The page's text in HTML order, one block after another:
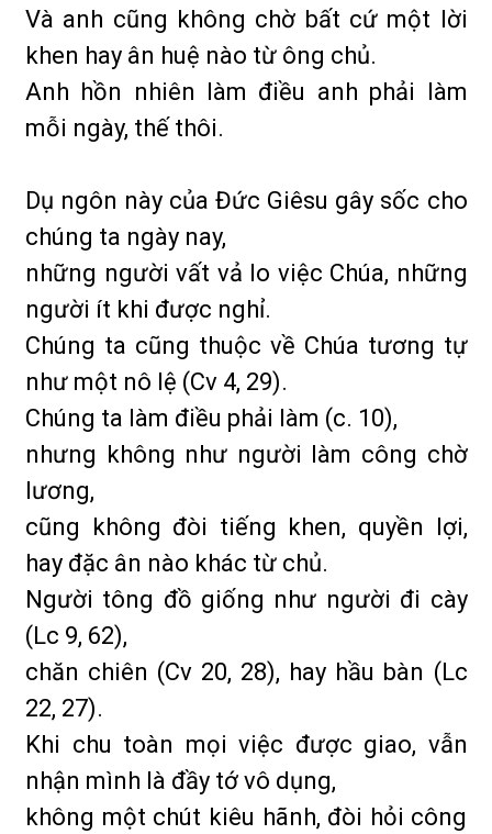
Và anh cũng không chờ bất cứ một lời
khen hay ân huệ nào từ ông chủ.
Anh hồn nhiên làm điều anh phải làm
mỗi ngày, thế thôi.
Dụ ngôn này của Đức Giêsu gây sốc cho
chúng ta ngày nay,
những người vất vả lo việc Chúa, những
người ít khi được nghỉ.
Chúng ta cũng thuộc về Chúa tương tự
như một nô lệ (Cv 4, 29).
Chúng ta làm điều phải làm (c. 10),
nhưng không như người làm công chờ
lương,
cũng không đòi tiếng khen, quyền lợi,
hay đặc ân nào khác từ chủ.
Người tông đồ giống như người đi cày
(Lc 9, 62),
chăn chiên (Cv 20, 28), hay hầu bàn (Lc
22, 27).
Khi chu toàn mọi việc được giao, vẫn
nhận mình là đầy tớ vô dụng,
không một chút kiêu hãnh, đòi hỏi công